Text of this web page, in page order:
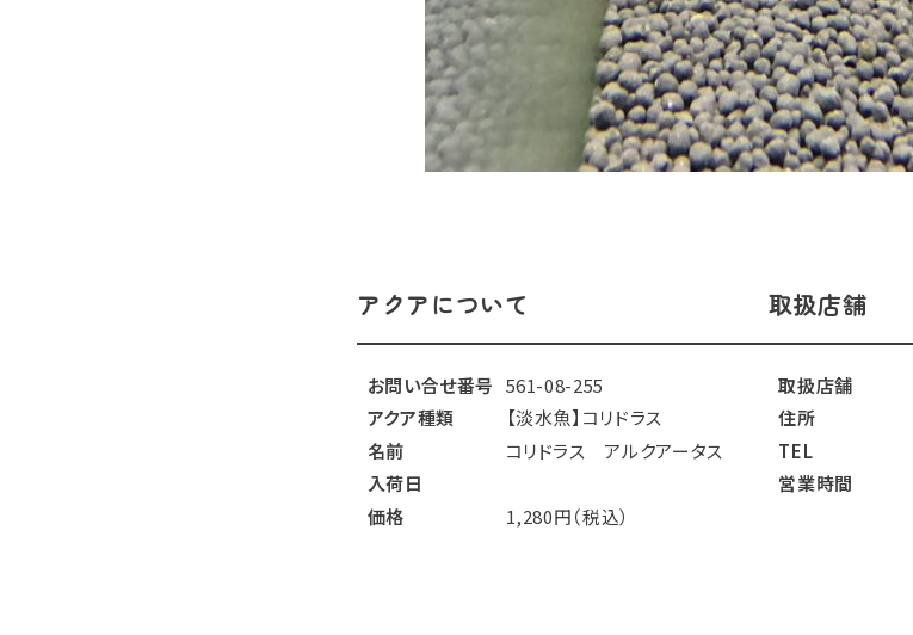
アクアについて
お問い合せ番号 561-08-255
アクア種類
【淡水魚】コリドラス
名前
コリドラス アルクアータス
入荷日
価格
1,280円（税込）
取扱店舗
取扱店舗
住所
TEL
営業時間